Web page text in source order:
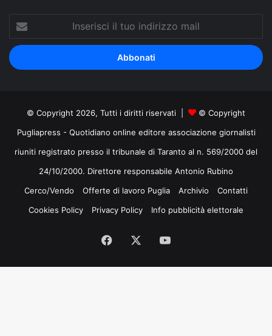
Inserisci
tuo
indirizzo
mail
© Copyright 2026, Tutti i diritti riservati |
© Copyright
Pugliapress - Quotidiano online editore associazione giornalisti
riuniti registrato presso il tribunale di Taranto al n. 569/2000 del
24/10/2000. Direttore responsabile Antonio Rubino
Cerco/Vendo
Offerte di lavoro Puglia Archivio
Contatti
Cookies Policy
Privacy Policy Info pubblicità elettorale
Facebook
Tube